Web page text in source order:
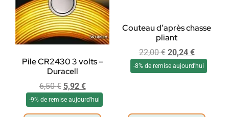
Pile CR2430 3 volts –
Duracell
6,50€ 5,92 €
-9% de remise aujourd'hui
Couteau d’après chasse
pliant
22,00€ 20,24 €
-8% de remise aujourd'hui